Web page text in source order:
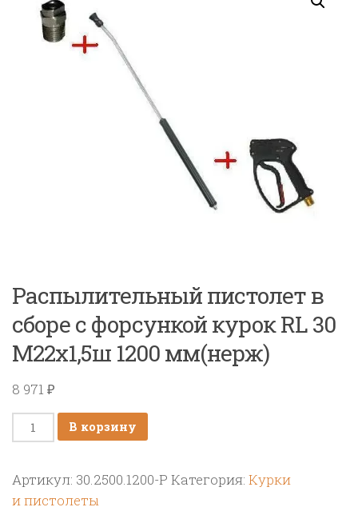
Распылительный пистолет в
сборе с форсункой курок RL 30
М22х1,5ш 1200 мм(нерж)
8 971 ₽
Количество
товара
пистолет
в
В корзину
Артикул: 30.2500.1200-P Категория: Курки
и пистолеты